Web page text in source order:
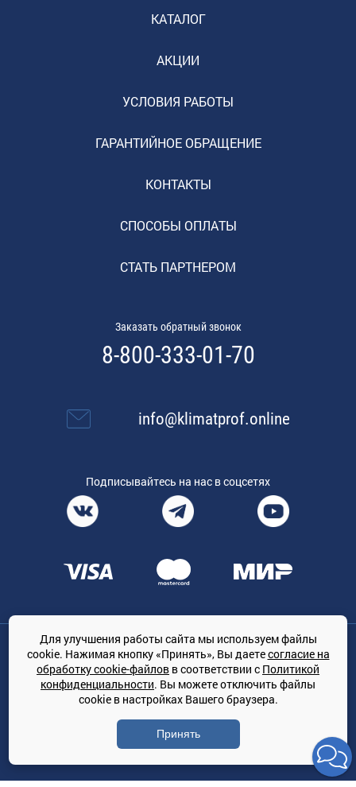
КАТАЛОГ
АКЦИИ
УСЛОВИЯ РАБОТЫ
ГАРАНТИЙНОЕ ОБРАЩЕНИЕ
КОНТАКТЫ
СПОСОБЫ ОПЛАТЫ
СТАТЬ ПАРТНЕРОМ
Заказать обратный звонок
8-800-333-01-70
info@klimatprof.online
Подписывайтесь на нас в соцсетях
Общество с ограниченной ответственностью «ТРЕЙДКОН», ОГРН:
1167847364079, 197022, г. Санкт-Петербург, проспект Медиков, 7
КЛИМАТПРОФ.ONLINE - оптовая продажа кондиционеров и
климатической техники на территории РФ
© Сайт принадлежит ООО «ТРЕЙДКОН»
Политика конфиденциальности
Для улучшения работы сайта мы используем файлы
cookie. Нажимая кнопку «Принять», Вы даетесогласие на
обработку cookie-файлов в соответствии с Политикой
конфиденциальности. Вы можете отключить файлы
cookie в настройках Вашего браузера.
Принять